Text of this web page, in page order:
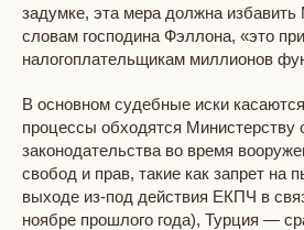
задумке, эта мера должна
словам господина Фэллона, «это
налогоплательщикам миллионов
В основном судебные иски
процессы обходятся Министерству
законодательства во время
свобод и прав, такие как запрет
выходе из-под действия ЕКПЧ в
ноябре прошлого года), Турция —